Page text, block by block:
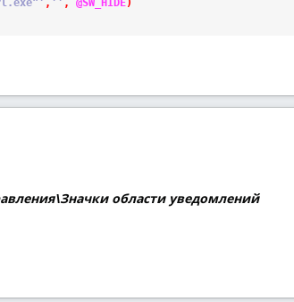
, '' , @SW_HIDE)
области уведомлений